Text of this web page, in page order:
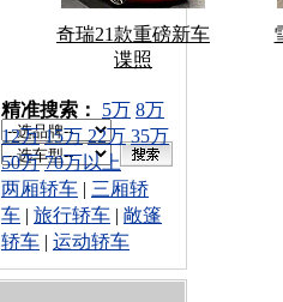
奇瑞21款重磅新车
谍照
车型搜索：
精准搜索： 5万 8万
12万 15万 22万 35万
50万 70万以上
两厢轿车 | 三厢轿
车 | 旅行轿车 | 敞篷
轿车 | 运动轿车